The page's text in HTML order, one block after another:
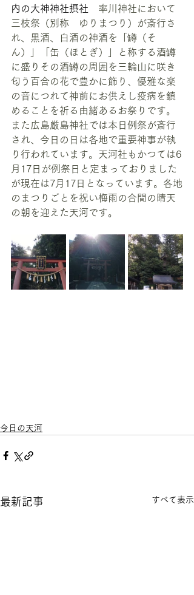
内の大神神社摂社 率川神社において
三枝祭（別称　ゆりまつり）が斎行さ
れ、黒酒、白酒の神酒を「罇（そ
ん）」「缶（ほとぎ）」と称する酒罇
に盛りその酒罇の周囲を三輪山に咲き
匂う百合の花で豊かに飾り、優雅な楽
の音につれて神前にお供えし疫病を鎮
めることを祈る由緒あるお祭りです。
また広島厳島神社では本日例祭が斎行
され、今日の日は各地で重要神事が執
り行われています。天河社もかつては6
月17日が例祭日と定まっておりました
が現在は7月17日となっています。各地
のまつりごとを祝い梅雨の合間の晴天
の朝を迎えた天河です。
今日の天河
最新記事 すべて表示